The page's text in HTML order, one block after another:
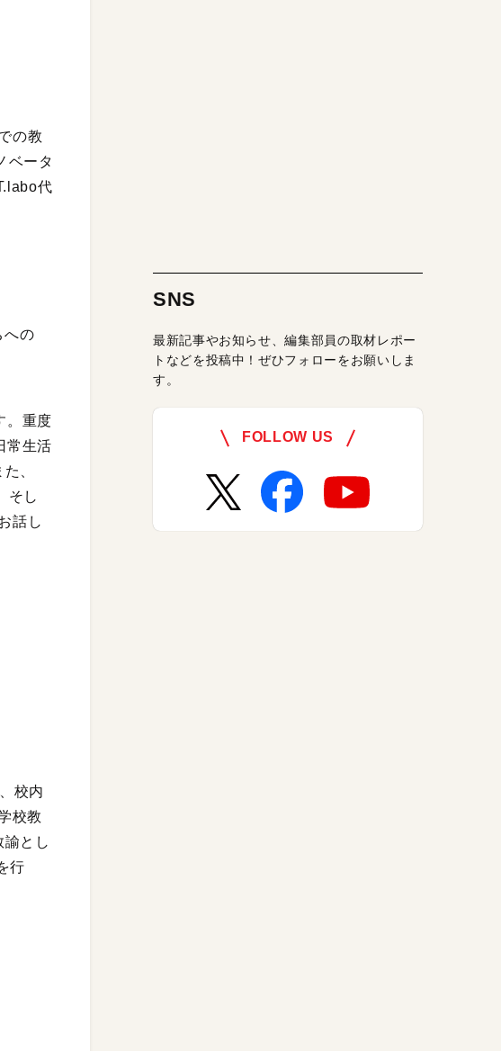
の教
ベータ
代
への
。重度
常生活
、
そし
話し
校内
校教
とし
行
SNS
最新記事やお知らせ、編集部員の取材レポー
トなどを投稿中！ぜひフォローをお願いしま
す。
FOLLOW US